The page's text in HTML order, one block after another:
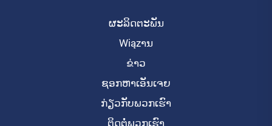
ຜະລິດຕະພັນ
Wiązານ
ຂ່າວ
ຊອກຫາເອັນເຈຍ
ກ່ຽວກັບພວກເຮົາ
ຕິດຕໍ່ພວກເຮົາ